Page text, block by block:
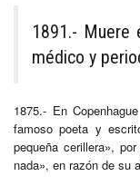
1891.- Muere
médico y
1875.- En
famoso poeta y
pequeña cerillera»,
nada», en razón de su